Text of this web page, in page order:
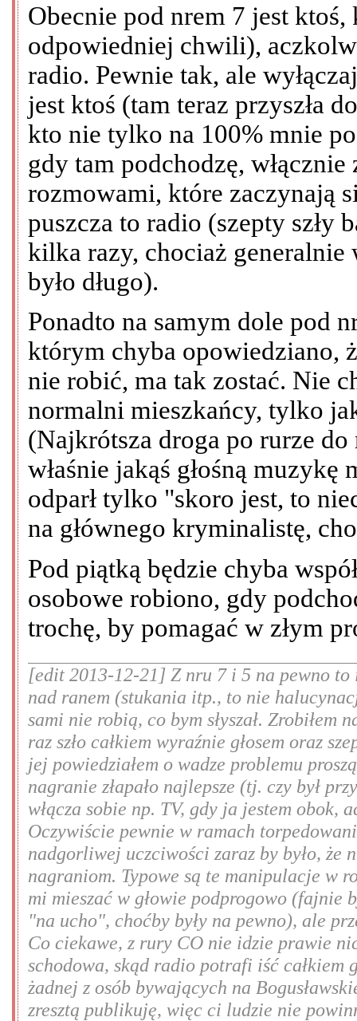
Obecnie pod nrem 7 jest
odpowiedniej chwili),
radio. Pewnie tak, ale
jest ktoś (tam teraz przyszła
kto nie tylko na 100% mnie
gdy tam podchodzę,
rozmowami, które zaczynają
puszcza to radio (szepty szły
kilka razy, chociaż generalnie
było długo).
Ponadto na samym dole pod
którym chyba opowiedziano,
nie robić, ma tak zostać. Nie
normalni mieszkańcy, tylko
(Najkrótsza droga po rurze
właśnie jakąś głośną muzykę
odparł tylko "skoro jest, to
na głównego kryminalistę,
Pod piątką będzie chyba
osobowe robiono, gdy
trochę, by pomagać w złym
[edit 2013-12-21] Z nru 7 i 5 na pewno
nad ranem (stukania itp., to nie
sami nie robią, co bym słyszał.
raz szło całkiem wyraźnie głosem oraz
jej powiedziałem o wadze problemu
nagranie złapało najlepsze (tj. czy był
włącza sobie np. TV, gdy ja jestem obok,
Oczywiście pewnie w ramach
nadgorliwej uczciwości zaraz by było,
nagraniom. Typowe są te manipulacje w
mi mieszać w głowie podprogowo (fajnie
"na ucho", choćby były na pewno), ale
Co ciekawe, z rury CO nie idzie prawie
schodowa, skąd radio potrafi iść całkiem
żadnej z osób bywających na
zresztą publikuję, więc ci ludzie nie